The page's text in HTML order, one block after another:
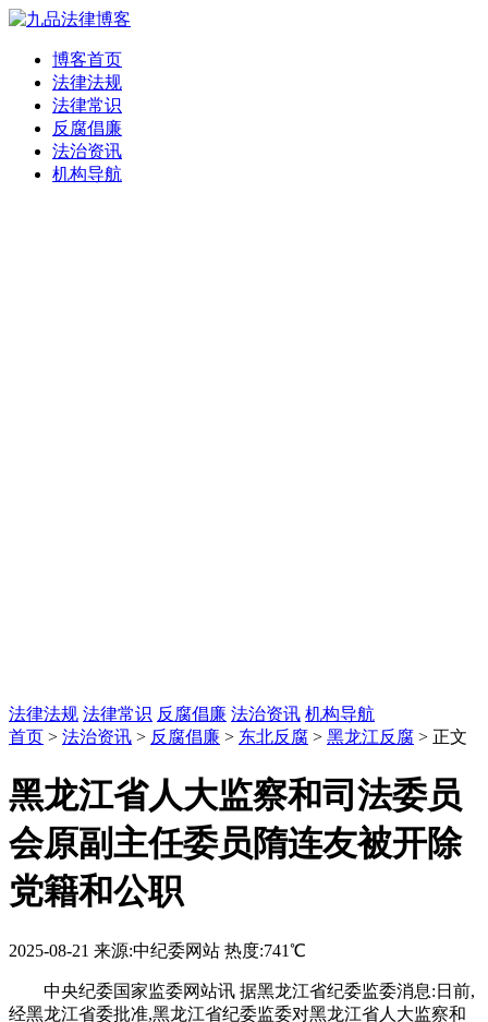
博客首页
法律法规
法律常识
反腐倡廉
法治资讯
机构导航
法律法规 法律常识 反腐倡廉 法治资讯 机构导航
首页 > 法治资讯 > 反腐倡廉 > 东北反腐 > 黑龙江反腐 > 正文
黑龙江省人大监察和司法委员
会原副主任委员隋连友被开除
党籍和公职
2025-08-21 来源:中纪委网站 热度:741℃
中央纪委国家监委网站讯 据黑龙江省纪委监委消息:日前,
经黑龙江省委批准,黑龙江省纪委监委对黑龙江省人大监察和